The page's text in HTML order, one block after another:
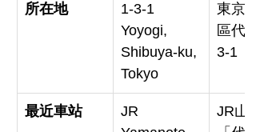
所在地
1-3-1
Yoyogi,
Shibuya-ku,
Tokyo
東京
區代
3-1
最近車站
JR
JR山